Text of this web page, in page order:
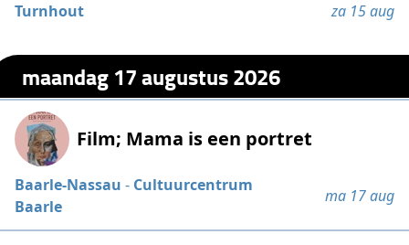
Turnhout za 15 aug
maandag 17 augustus 2026
Film; Mama is een portret
Baarle-Nassau - Cultuurcentrum
Baarle
ma 17 aug